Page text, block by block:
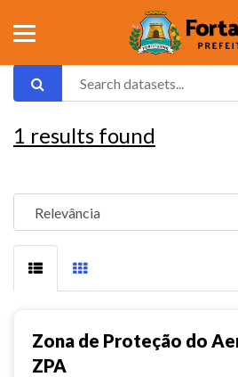
1 results found
Zona de Proteção do
ZPA